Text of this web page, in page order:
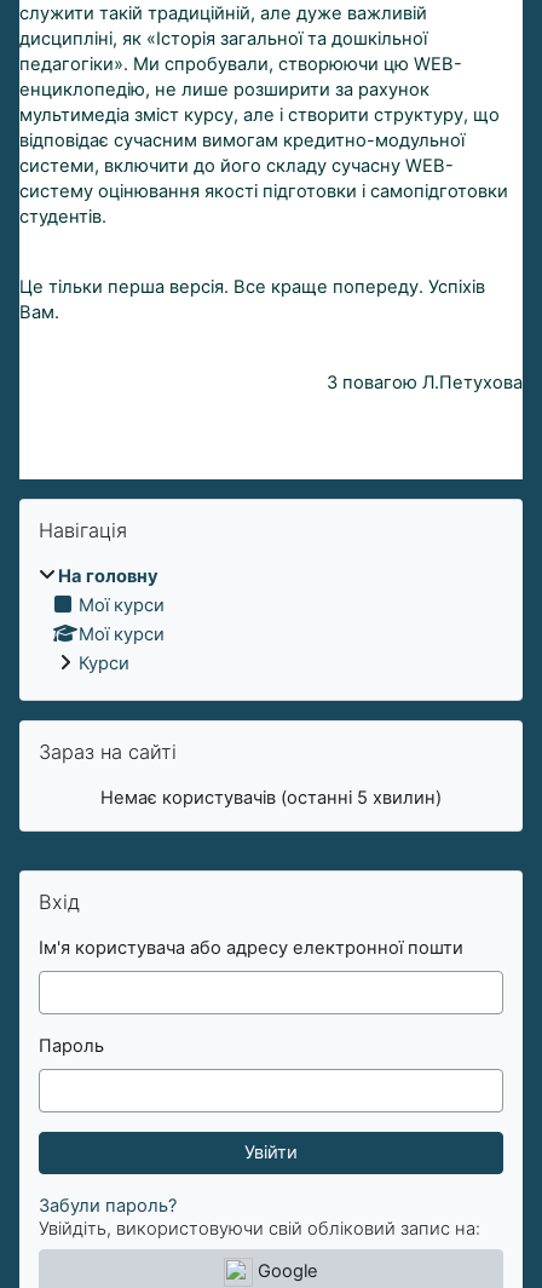
служити такій традиційній, але дуже важливій
дисципліні, як «Історія загальної та дошкільної
педагогіки». Ми спробували, створюючи цю WEB-
енциклопедію, не лише розширити за рахунок
мультимедіа зміст курсу, але і створити структуру, що
відповідає сучасним вимогам кредитно-модульної
системи, включити до його складу сучасну WEB-
систему оцінювання якості підготовки і самопідготовки
студентів.
Це тільки перша версія. Все краще попереду. Успіхів
Вам.
З повагою Л.Петухова
Пропустити Навігація
Навігація
На головну
Мої курси
Мої курси
Курси
Пропустити Зараз на сайті
Зараз на сайті
Немає користувачів (останні 5 хвилин)
Пропустити Вхід
Вхід
Ім'я користувача або адресу електронної пошти
Пароль
Забули пароль?
Увійдіть, використовуючи свій обліковий запис на:
Google